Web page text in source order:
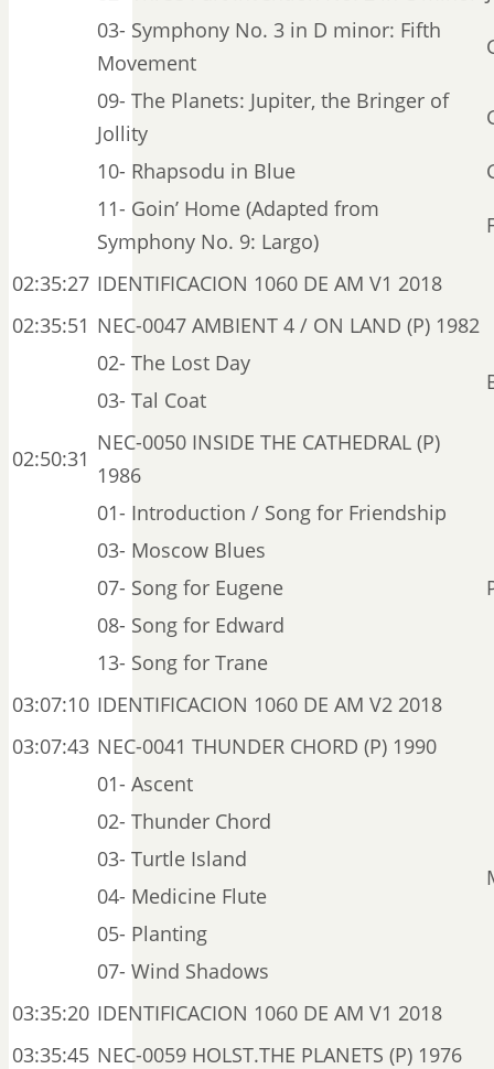
03- Symphony No. 3 in D minor: Fifth
Movement
09- The Planets: Jupiter, the Bringer of
Jollity
10- Rhapsodu in Blue
11- Goin’ Home (Adapted from
Symphony No. 9: Largo)
02:35:27 IDENTIFICACION 1060 DE AM V1 2018
02:35:51 NEC-0047 AMBIENT 4 / ON LAND (P) 1982
02- The Lost Day
03- Tal Coat
02:50:31
NEC-0050 INSIDE THE CATHEDRAL (P)
1986
01- Introduction / Song for Friendship
03- Moscow Blues
07- Song for Eugene
08- Song for Edward
13- Song for Trane
03:07:10 IDENTIFICACION 1060 DE AM V2 2018
03:07:43 NEC-0041 THUNDER CHORD (P) 1990
01- Ascent
02- Thunder Chord
03- Turtle Island
04- Medicine Flute
05- Planting
07- Wind Shadows
03:35:20 IDENTIFICACION 1060 DE AM V1 2018
03:35:45 NEC-0059 HOLST.THE PLANETS (P) 1976